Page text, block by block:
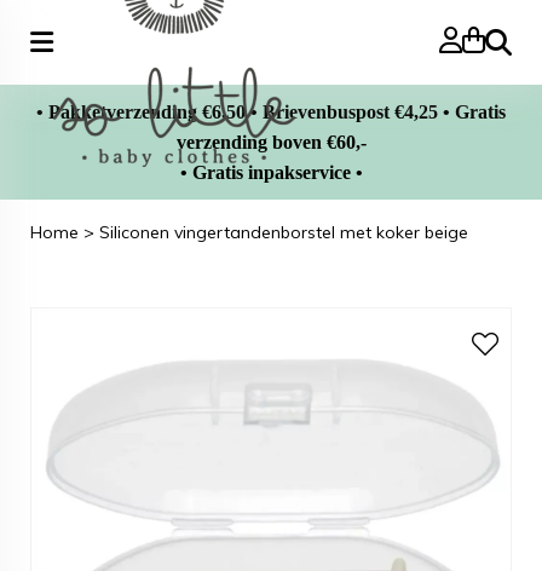
Zoeken
• Pakketverzending €6,50 • Brievenbuspost €4,25 • Gratis
verzending boven €60,-
• Gratis inpakservice •
Home > Siliconen vingertandenborstel met koker beige